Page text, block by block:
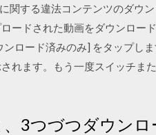
する違法コンテンツのダウ
ードされた動画をダウンロー
ロード済みのみ] をタップし
れます。もう一度スイッチま
3つづつダウンロ